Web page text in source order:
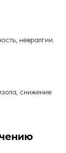
невралгии.
снижение